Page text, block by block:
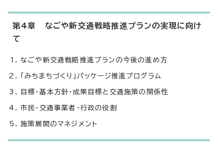
第4章 なごや新交通戦略推進プランの実現に向け
て
なごや新交通戦略推進プランの今後の進め方
「みちまちづくり」パッケージ推進プログラム
目標・基本方針・成果目標と交通施策の関係性
市民・交通事業者・行政の役割
施策展開のマネジメント